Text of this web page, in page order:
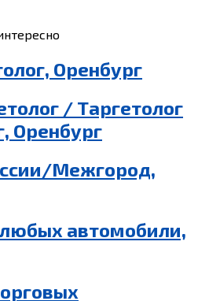
Оренбург
/ Таргетолог
Оренбург
Межгород,
автомобили,